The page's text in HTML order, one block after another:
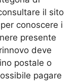
il sito
conoscere i
presente
deve
postale o
pagare